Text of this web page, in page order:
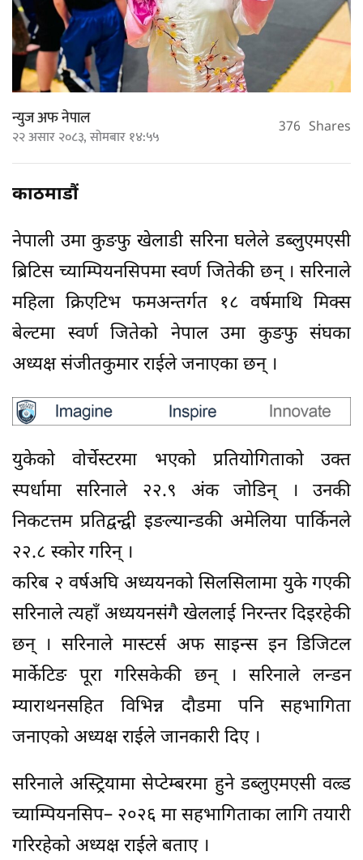
न्युज अफ नेपाल
२२ असार २०८३, सोमबार १४:५५ 376 Shares
काठमाडौं
नेपाली उमा कुङफु खेलाडी सरिना घलेले डब्लुएमएसी
ब्रिटिस च्याम्पियनसिपमा स्वर्ण जितेकी छन् । सरिनाले
महिला क्रिएटिभ फमअन्तर्गत १८ वर्षमाथि मिक्स
बेल्टमा स्वर्ण जितेको नेपाल उमा कुङफु संघका
अध्यक्ष संजीतकुमार राईले जनाएका छन् ।
युकेको वोर्चेस्टरमा भएको प्रतियोगिताको उक्त
स्पर्धामा सरिनाले २२.९ अंक जोडिन् । उनकी
निकटत्तम प्रतिद्वन्द्वी इङल्यान्डकी अमेलिया पार्किनले
२२.८ स्कोर गरिन् ।
करिब २ वर्षअघि अध्ययनको सिलसिलामा युके गएकी
सरिनाले त्यहाँ अध्ययनसंगै खेललाई निरन्तर दिइरहेकी
छन् । सरिनाले मास्टर्स अफ साइन्स इन डिजिटल
मार्केटिङ पूरा गरिसकेकी छन् । सरिनाले लन्डन
म्याराथनसहित विभिन्न दौडमा पनि सहभागिता
जनाएको अध्यक्ष राईले जानकारी दिए ।
सरिनाले अस्ट्रियामा सेप्टेम्बरमा हुने डब्लुएमएसी वल्र्ड
च्याम्पियनसिप– २०२६ मा सहभागिताका लागि तयारी
गरिरहेको अध्यक्ष राईले बताए ।